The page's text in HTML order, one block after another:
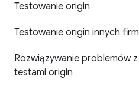
Testowanie origin
Testowanie origin innych firm
Rozwiązywanie problemów z
testami origin